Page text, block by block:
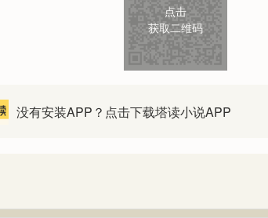
点击
获取二维码
没有安装APP？点击下载塔读小说APP